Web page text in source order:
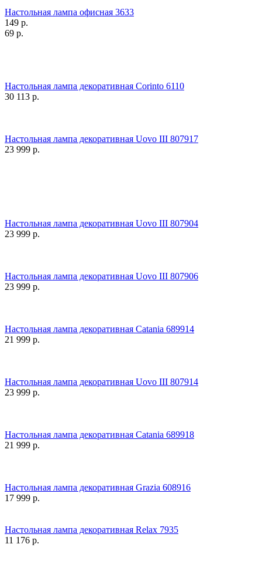
Настольная лампа офисная 3633
149 р.
69 р.
Настольная лампа декоративная Corinto 6110
30 113 р.
Настольная лампа декоративная Uovo III 807917
23 999 р.
Настольная лампа декоративная Uovo III 807904
23 999 р.
Настольная лампа декоративная Uovo III 807906
23 999 р.
Настольная лампа декоративная Catania 689914
21 999 р.
Настольная лампа декоративная Uovo III 807914
23 999 р.
Настольная лампа декоративная Catania 689918
21 999 р.
Настольная лампа декоративная Grazia 608916
17 999 р.
Настольная лампа декоративная Relax 7935
11 176 р.